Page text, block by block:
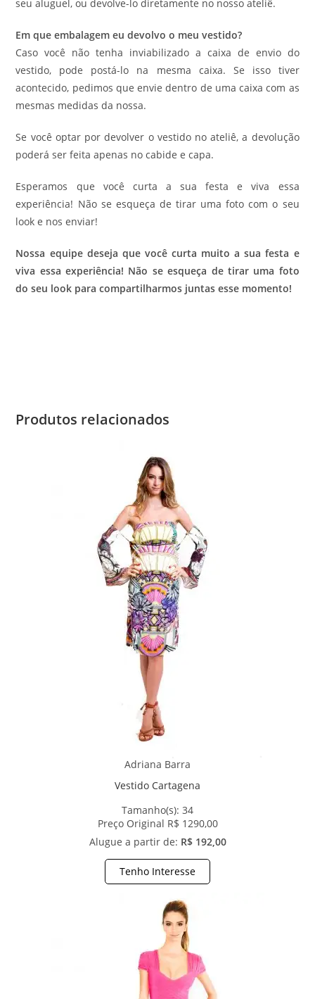
seu aluguel, ou devolve-lo diretamente no nosso ateliê.
Em que embalagem eu devolvo o meu vestido?
Caso você não tenha inviabilizado a caixa de envio do
vestido, pode postá-lo na mesma caixa. Se isso tiver
acontecido, pedimos que envie dentro de uma caixa com as
mesmas medidas da nossa.
Se você optar por devolver o vestido no ateliê, a devolução
poderá ser feita apenas no cabide e capa.
Esperamos que você curta a sua festa e viva essa
experiência! Não se esqueça de tirar uma foto com o seu
look e nos enviar!
Nossa equipe deseja que você curta muito a sua festa e
viva essa experiência! Não se esqueça de tirar uma foto
do seu look para compartilharmos juntas esse momento!
Produtos relacionados
Adriana Barra
Vestido Cartagena
Tamanho(s): 34
Preço Original R$ 1290,00
Alugue a partir de: R$ 192,00
Tenho Interesse